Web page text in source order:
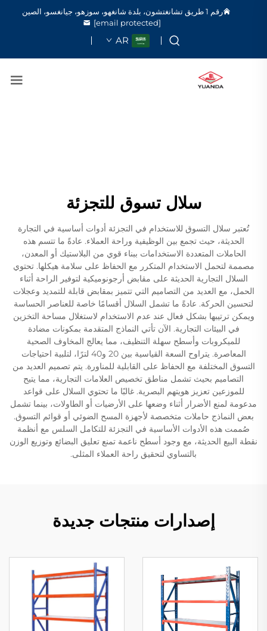
رقم 1 طريق تشانغتشون، بلدة شانغهو، سوزهو، جيانغسو، الصين
[email protected]
AR
سلال تسوق للتجزئة
تُعتبر سلال التسوق للاستخدام في التجزئة أدوات أساسية في التجارة
الحديثة، حيث تجمع بين الوظيفية وراحة العملاء. عادةً ما تتسم هذه
الحاملات المتعددة الاستخدامات ببناء قوي من البلاستيك أو المعدن،
مصممة لتحمل الاستخدام المتكرر مع الحفاظ على سلامة هيكلها. تحتوي
السلال التجارية الحديثة على مقابض أرجونوميكية لتوفير الراحة أثناء
الحمل، مع العديد من التصاميم التي تتميز بمقابض قابلة للتمديد وعجلات
لتحسين الحركة. عادةً ما تشمل السلال أقسامًا خاصة للعناصر الحساسة
ويمكن ترتيبها بشكل فعال عند عدم الاستخدام لاستغلال مساحة التخزين
في البيئات التجارية. الآن تأتي النماذج المتقدمة بمكونات مضادة
للميكروبات وأسطح سهلة التنظيف، مما يعالج المخاوف الصحية
المعاصرة. يتراوح السعة القياسية بين 20 و40 لترًا، لتلبية احتياجات
التسوق المختلفة مع الحفاظ على القابلية للمناورة. يتم تصميم العديد من
التصاميم بحيث تشمل مناطق تخصيص العلامات التجارية، مما يتيح
للموزعين تعزيز هويتهم البصرية. غالبًا ما تحتوي السلال على قواعد
مدعومة لمنع الأضرار أثناء وضعها على الأرضيات أو الطاولات، بينما تشمل
بعض النماذج حاملات متخصصة لأجهزة المسح الضوئي أو قوائم التسوق.
صُممت هذه الأدوات الأساسية في التجزئة للتكامل السلس مع أنظمة
نقطة البيع الحديثة، مع وجود أسطح ناعمة تمنع تعليق البضائع وتوزيع الوزن
بالتساوي لتحقيق راحة العملاء المثلى.
إصدارات منتجات جديدة